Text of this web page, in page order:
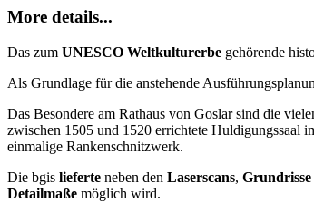
More details...
Das zum UNESCO Weltkulturerbe gehörende
Als Grundlage für die anstehende
Das Besondere am Rathaus von Goslar sind die
zwischen 1505 und 1520 errichtete Huldigungssaal
einmalige Rankenschnitzwerk.
Die bgis lieferte neben den Laserscans,
Detailmaße möglich wird.